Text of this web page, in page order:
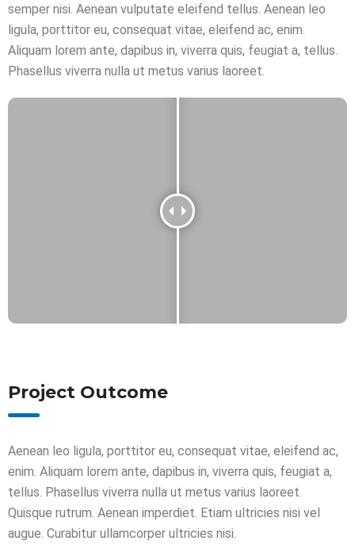
semper nisi. Aenean vulputate eleifend tellus. Aenean leo
ligula, porttitor eu, consequat vitae, eleifend ac, enim.
Aliquam lorem ante, dapibus in, viverra quis, feugiat a, tellus.
Phasellus viverra nulla ut metus varius laoreet.
Project Outcome
Aenean leo ligula, porttitor eu, consequat vitae, eleifend ac,
enim. Aliquam lorem ante, dapibus in, viverra quis, feugiat a,
tellus. Phasellus viverra nulla ut metus varius laoreet.
Quisque rutrum. Aenean imperdiet. Etiam ultricies nisi vel
augue. Curabitur ullamcorper ultricies nisi.